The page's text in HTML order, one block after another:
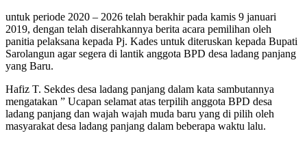
untuk periode 2020 – 2026 telah berakhir pada kamis 9 januari
2019, dengan telah diserahkannya berita acara pemilihan oleh
panitia pelaksana kepada Pj. Kades untuk diteruskan kepada Bupati
Sarolangun agar segera di lantik anggota BPD desa ladang panjang
yang Baru.
Hafiz T. Sekdes desa ladang panjang dalam kata sambutannya
mengatakan ” Ucapan selamat atas terpilih anggota BPD desa
ladang panjang dan wajah wajah muda baru yang di pilih oleh
masyarakat desa ladang panjang dalam beberapa waktu lalu.